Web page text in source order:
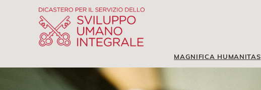
MAGNIFICA HUMANITAS